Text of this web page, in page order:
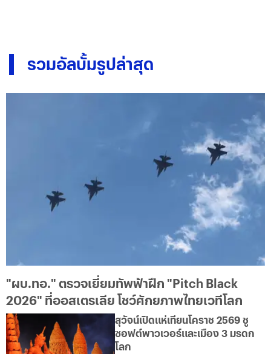
รวมอัลบั้มรูปล่าสุด
"ผบ.ทอ." ตรวจเยี่ยมทัพฟ้าฝึก "Pitch Black
2026" ที่ออสเตรเลีย โชว์ศักยภาพไทยเวทีโลก
สุวัจน์เปิดแห่เทียนโคราช 2569 ชู
ซอฟต์พาวเวอร์และเมือง 3 มรดก
โลก